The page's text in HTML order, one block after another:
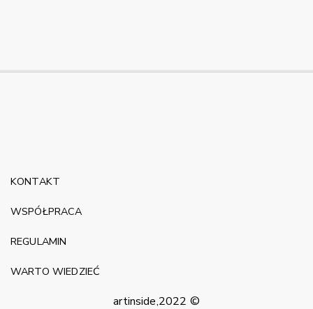
artinside,2022 ©
KONTAKT
WSPÓŁPRACA
REGULAMIN
WARTO WIEDZIEĆ